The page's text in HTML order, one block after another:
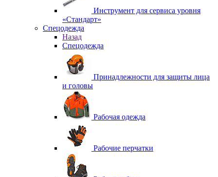
Инструмент для сервиса уровня
«Стандарт»
Спецодежда
Назад
Спецодежда
Принадлежности для защиты лица
и головы
Рабочая одежда
Рабочие перчатки